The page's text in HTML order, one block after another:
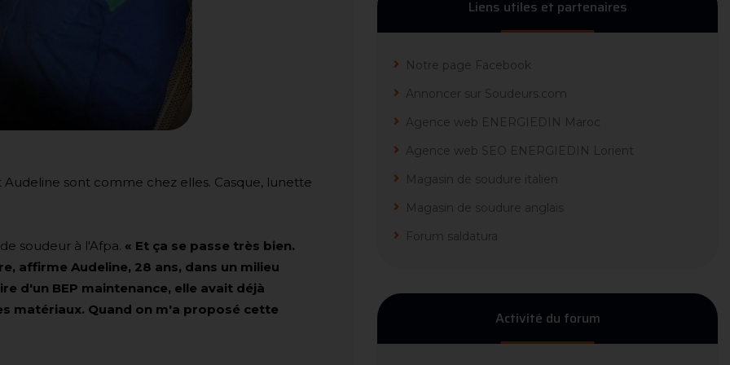
sont comme chez elles. Casque, lunette
soudeur à l'Afpa. « Et ça se passe très bien.
, affirme Audeline, 28 ans, dans un milieu
d'un BEP maintenance, elle avait déjà
matériaux. Quand on m'a proposé cette
Liens utiles et partenaires
Notre page Facebook
Annoncer sur Soudeurs.com
Agence web ENERGIEDIN Maroc
Agence web SEO ENERGIEDIN Lorient
Magasin de soudure italien
Magasin de soudure anglais
Forum saldatura
Activité du forum